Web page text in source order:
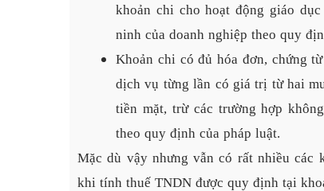
khoản chi cho hoạt động giáo
ninh của doanh nghiệp theo quy
Khoản chi có đủ hóa đơn, chứng
dịch vụ từng lần có giá trị từ hai
tiền mặt, trừ các trường hợp
theo quy định của pháp luật.
Mặc dù vậy nhưng vẫn có rất nhiều các
khi tính thuế TNDN được quy định tại